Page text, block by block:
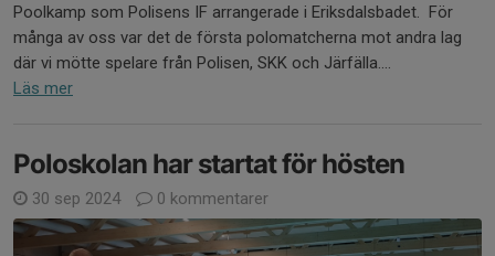
Poolkamp som Polisens IF arrangerade i Eriksdalsbadet. För
många av oss var det de första polomatcherna mot andra lag
där vi mötte spelare från Polisen, SKK och Järfälla....
Läs mer
Poloskolan har startat för hösten
30 sep 2024 0 kommentarer